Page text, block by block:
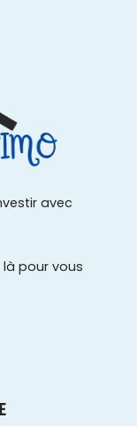
avec
là pour vous